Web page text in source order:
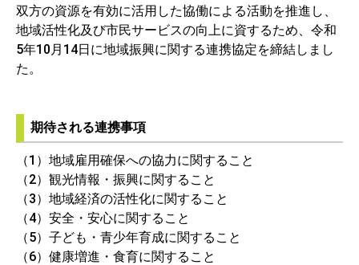
双方の資源を有効に活用した協働による活動を推進し、
地域活性化及び市民サービスの向上に資するため、令和
5年10月14日に地域振興に関する連携協定を締結しまし
た。
期待される連携事項
（1）地域雇用確保への協力に関すること
（2）観光情報・振興に関すること
（3）地域経済の活性化に関すること
（4）安全・安心に関すること
（5）子ども・青少年育成に関すること
（6）健康増進・食育に関すること